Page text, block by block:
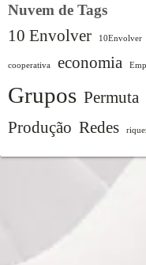
Nuvem de Tags
10 Envolver 10Envolver
cooperativa economia
Grupos Permuta
Produção Redes